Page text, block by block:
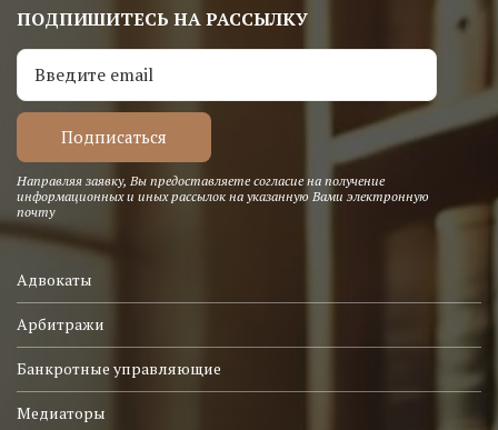
ПОДПИШИТЕСЬ НА РАССЫЛКУ
Направляя заявку, Вы предоставляете согласие на получение
информационных и иных рассылок на указанную Вами электронную
почту
Адвокаты
Арбитражи
Банкротные управляющие
Медиаторы